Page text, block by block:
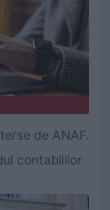
de ANAF.
contabililor